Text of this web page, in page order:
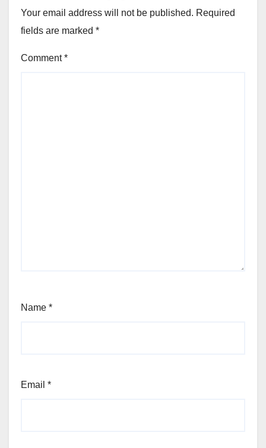
Your email address will not be published. Required
fields are marked *
Comment*
Name *
Email *